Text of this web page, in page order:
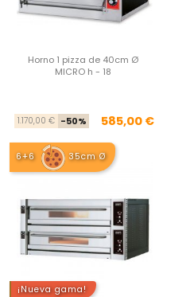
Horno 1 pizza de 40cm Ø
MICRO h - 18
Precio
1.170,00 € -50% Precio
585,00 €
6+6 35cm Ø
¡Nueva gama!